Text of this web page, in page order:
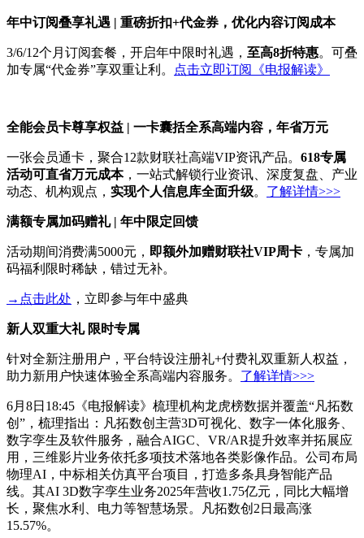
年中订阅叠享礼遇 | 重磅折扣+代金券，优化内容订阅成本
3/6/12个月订阅套餐，开启年中限时礼遇， 至高8折特惠。可叠
加专属“代金券”享双重让利。
点击立即订阅《电报解读》
全能会员卡尊享权益 | 一卡囊括全系高端内容，年省万元
一张会员通卡，聚合12款财联社高端VIP资讯产品。 618专属
活动可直省万元成本，一站式解锁行业资讯、深度复盘、产业
动态、机构观点， 实现个人信息库全面升级。 了解详情>>>
满额专属加码赠礼 | 年中限定回馈
活动期间消费满5000元， 即额外加赠财联社VIP周卡 ，专属加
码福利限时稀缺，错过无补。
→点击此处 ，立即参与年中盛典
新人双重大礼 限时专属
针对全新注册用户，平台特设注册礼+付费礼双重新人权益，
助力新用户快速体验全系高端内容服务。 了解详情>>>
6月8日18:45《电报解读》梳理机构龙虎榜数据并覆盖“凡拓数
创”，梳理指出：凡拓数创主营3D可视化、数字一体化服务、
数字孪生及软件服务，融合AIGC、VR/AR提升效率并拓展应
用，三维影片业务依托多项技术落地各类影像作品。公司布局
物理AI，中标相关仿真平台项目，打造多条具身智能产品
线。其AI 3D数字孪生业务2025年营收1.75亿元，同比大幅增
长，聚焦水利、电力等智慧场景。凡拓数创2日最高涨
15.57%。